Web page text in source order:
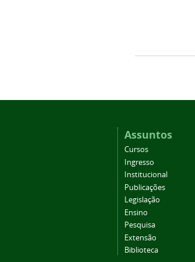
Assuntos
Cursos
Ingresso
Institucional
Publicações
Legislação
Ensino
Pesquisa
Extensão
Biblioteca